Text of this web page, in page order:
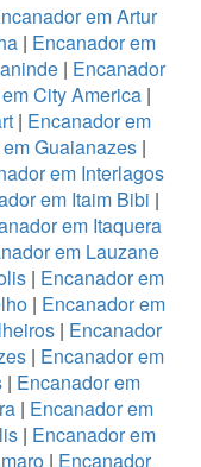
em Artur
| Encanador em
| Encanador
City America |
| Encanador em
Guaianazes |
em Interlagos
em Itaim Bibi |
em Itaquera
em Lauzane
| Encanador em
| Encanador em
| Encanador
| Encanador em
| Encanador em
| Encanador em
| Encanador em
| Encanador